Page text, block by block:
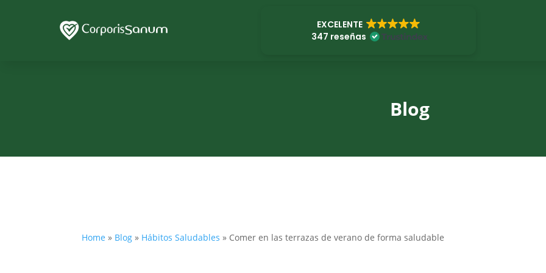
EXCELENTE
347 reseñas
Blog
Home » Blog » Hábitos Saludables » Comer en las terrazas de verano de forma saludable